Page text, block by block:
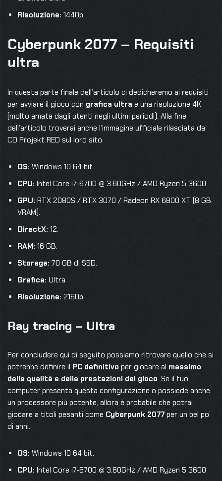
Risoluzione: 1440p
Cyberpunk 2077 – Requisiti
ultra
In questa parte finale dell’articolo ci dedicheremo ai requisiti
per avviare il gioco con grafica ultra e una risoluzione 4K
(molto amata dagli utenti negli ultimi periodi). Alla fine
dell’articolo troverai anche l’immagine ufficiale rilasciata da
CD Projekt RED sul loro sito.
OS: Windows 10 64 bit.
CPU: Intel Core i7-6700 @ 3.60GHz / AMD Ryzen 5 3600.
GPU: RTX 2080S / RTX 3070 / Radeon RX 6800 XT (8 GB
VRAM).
DirectX: 12.
RAM: 16 GB.
Storage: 70 GB di SSD.
Grafica: Ultra
Risoluzione: 2160p
Ray tracing – Ultra
Per concludere qui di seguito possiamo ritrovare quello che si
potrebbe definire il PC definitivo per giocare al massimo
della qualità e delle prestazioni del gioco. Se il tuo
computer presenta questa configurazione o possiede anche
un processore più potente, allora è probabile che potrai
giocare a titoli pesanti come Cyberpunk 2077 per un bel po’
di anni.
OS: Windows 10 64 bit.
CPU: Intel Core i7-6700 @ 3.60GHz / AMD Ryzen 5 3600.